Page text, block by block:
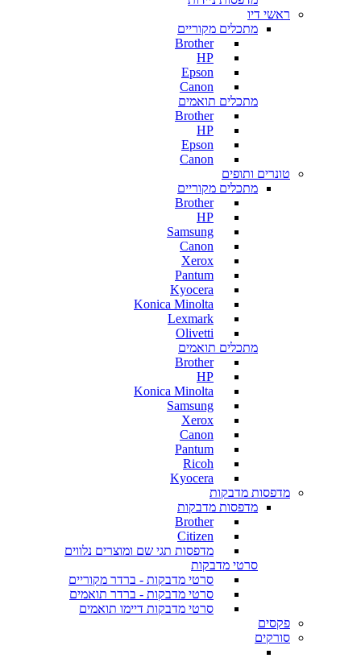
ראשי דיו
מתכלים מקוריים
Brother
HP
Epson
Canon
מתכלים תואמים
Brother
HP
Epson
Canon
טונרים ותופים
מתכלים מקוריים
Brother
HP
Samsung
Canon
Xerox
Pantum
Kyocera
Konica Minolta
Lexmark
Olivetti
מתכלים תואמים
Brother
HP
Konica Minolta
Samsung
Xerox
Canon
Pantum
Ricoh
Kyocera
מדפסות מדבקות
מדפסות מדבקות
Brother
Citizen
מדפסות תגי שם ומוצרים נלווים
סרטי מדבקות
סרטי מדבקות - ברדר מקוריים
סרטי מדבקות - ברדר תואמים
סרטי מדבקות דיימו תואמים
פקסים
סורקים